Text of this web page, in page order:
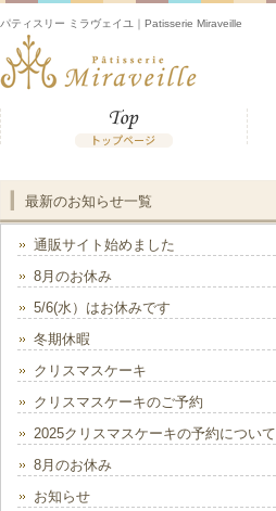
パティスリー ミラヴェイユ｜Patisserie Miraveille
最新のお知らせ一覧
通販サイト始めました
8月のお休み
5/6(水）はお休みです
冬期休暇
クリスマスケーキ
クリスマスケーキのご予約
2025クリスマスケーキの予約について
8月のお休み
お知らせ